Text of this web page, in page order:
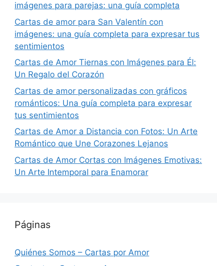
imágenes para parejas: una guía completa
Cartas de amor para San Valentín con
imágenes: una guía completa para expresar tus
sentimientos
Cartas de Amor Tiernas con Imágenes para Él:
Un Regalo del Corazón
Cartas de amor personalizadas con gráficos
románticos: Una guía completa para expresar
tus sentimientos
Cartas de Amor a Distancia con Fotos: Un Arte
Romántico que Une Corazones Lejanos
Cartas de Amor Cortas con Imágenes Emotivas:
Un Arte Intemporal para Enamorar
Páginas
Quiénes Somos – Cartas por Amor